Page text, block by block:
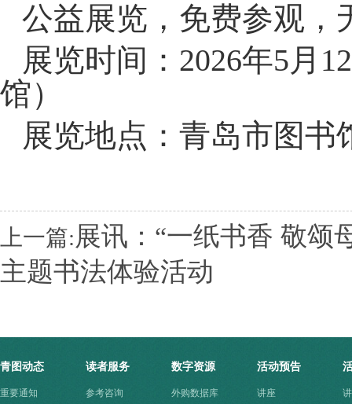
公益展览，免费参观，
展览时间：2026年5月
馆）
展览地点：青岛市图书
上一篇:展讯：“一纸书香 敬颂
主题书法体验活动
青图动态
重要通知
读者服务
参考咨询
数字资源
外购数据库
活动预告
讲座